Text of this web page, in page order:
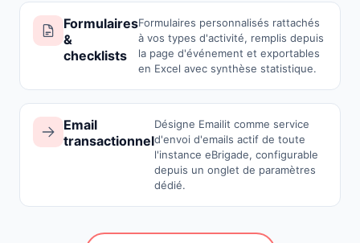
Formulaires
&
checklists
Formulaires personnalisés rattachés
à vos types d'activité, remplis depuis
la page d'événement et exportables
en Excel avec synthèse statistique.
Email
transactionnel
Désigne Emailit comme service
d'envoi d'emails actif de toute
l'instance eBrigade, configurable
depuis un onglet de paramètres
dédié.